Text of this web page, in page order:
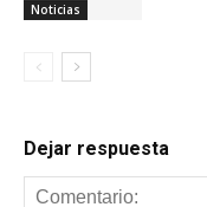
Noticias
Dejar respuesta